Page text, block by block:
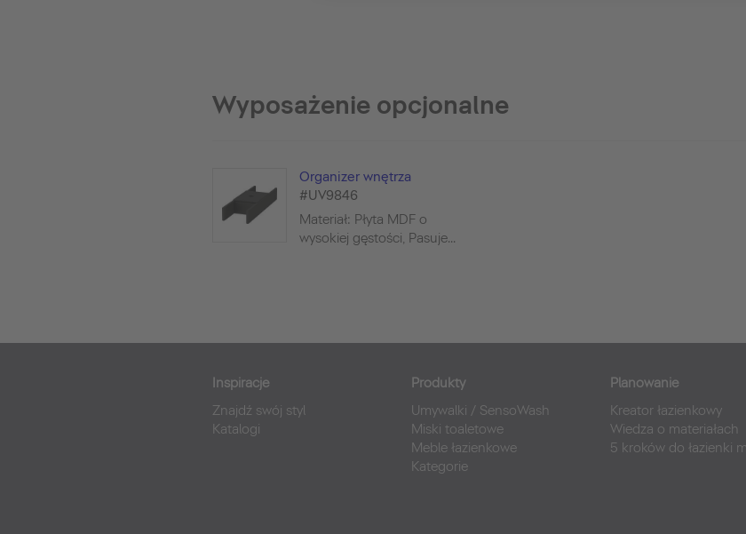
Wyposażenie opcjonalne
Organizer wnętrza
#UV9846
Materiał: Płyta MDF o
wysokiej gęstości, Pasuje...
Inspiracje
Znajdź swój styl
Katalogi
Produkty
Umywalki / SensoWash
Miski toaletowe
Meble łazienkowe
Kategorie
Planowanie
Kreator łazienkowy
Wiedza o materiałach
5 kroków do łazienki